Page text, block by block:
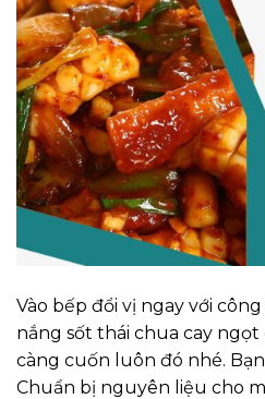
Vào bếp đổi vị ngay với
nắng sốt thái chua cay ngọt
càng cuốn luôn đó nhé.
Chuẩn bị nguyên liệu cho